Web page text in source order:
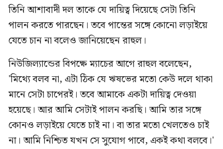
তিনি আশাবাদী দল তাকে যে দায়িত্ব দিয়েছে সেটা তিনি
পালন করতে পারছেন। তবে পান্তের সঙ্গে কোনো লড়াইয়ে
যেতে চান না বলেও জানিয়েছেন রাহুল।
নিউজিল্যান্ডের বিপক্ষে ম্যাচের আগে রাহুল বলেছেন,
'মিথ্যে বলব না, এটা ঠিক যে ঋষভের মতো কেউ দলে থাকা
মানে সেটা চাপেরই। তবে আমাকে একটা দায়িত্ব দেওয়া
হয়েছে। আর আমি সেটাই পালন করছি। আমি তার সঙ্গে
কোনও লড়াইয়ে যেতে চাই না। বা তার মতো খেলতেও চাই
না। আমি নিশ্চিত যখন সে সুযোগ পাবে, একই কথা বলবে।'